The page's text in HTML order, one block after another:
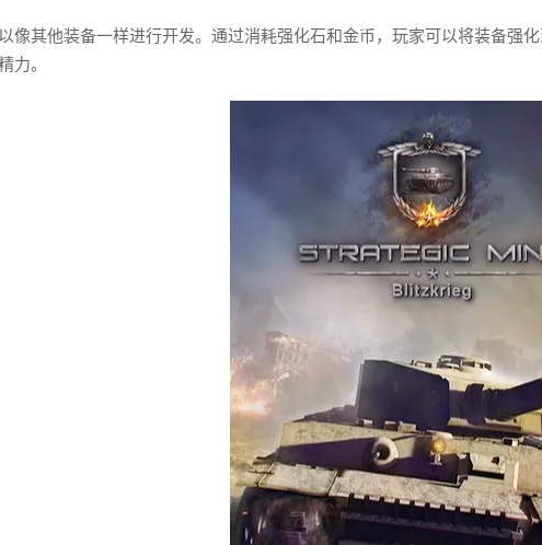
像其他装备一样进行开发。通过消耗强化石和金币，玩家可以将装备强
力。